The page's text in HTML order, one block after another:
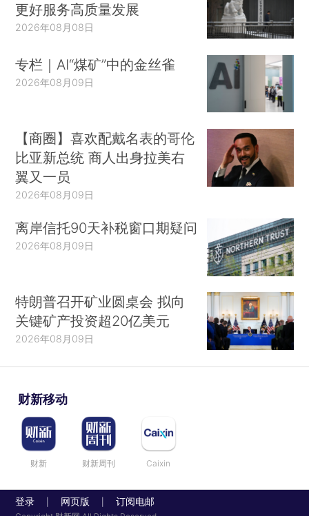
更好服务高质量发展
2026年08月08日
专栏｜AI“煤矿”中的金丝雀
2026年08月09日
【商圈】喜欢配戴名表的哥伦
比亚新总统 商人出身拉美右
翼又一员
2026年08月09日
离岸信托90天补税窗口期疑问
2026年08月09日
特朗普召开矿业圆桌会 拟向
关键矿产投资超20亿美元
2026年08月09日
财新移动
财新 财新周刊 Caixin
登录 网页版 订阅电邮